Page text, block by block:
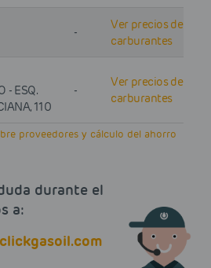
-
Ver precios de
carburantes
- ESQ.
110
-
Ver precios de
carburantes
proveedores y cálculo del ahorro
durante el
a: